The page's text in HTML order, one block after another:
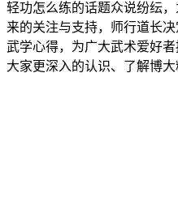
轻功怎么练的话题众说纷纭
来的关注与支持，师行道长
武学心得，为广大武术爱好
大家更深入的认识、了解博大